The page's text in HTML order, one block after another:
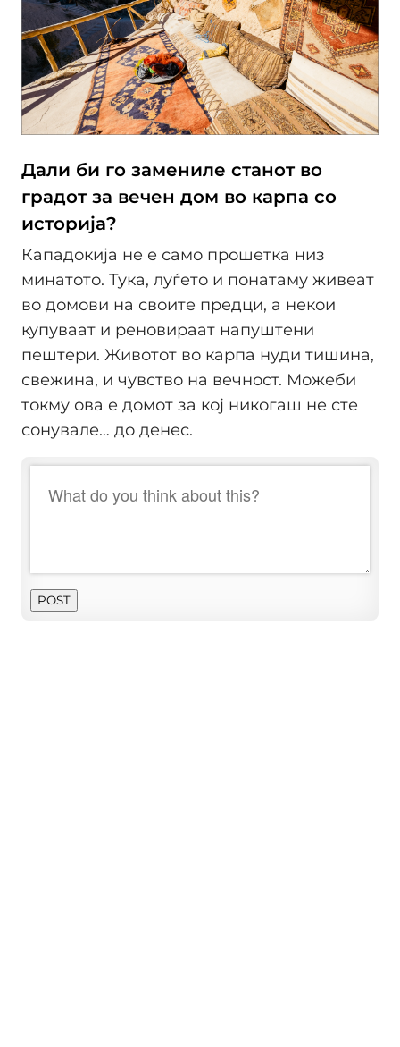
Дали би го замениле станот во
градот за вечен дом во карпа со
историја?
Кападокија не е само прошетка низ
минатото. Тука, луѓето и понатаму живеат
во домови на своите предци, а некои
купуваат и реновираат напуштени
пештери. Животот во карпа нуди тишина,
свежина, и чувство на вечност. Можеби
токму ова е домот за кој никогаш не сте
сонувале… до денес.
POST